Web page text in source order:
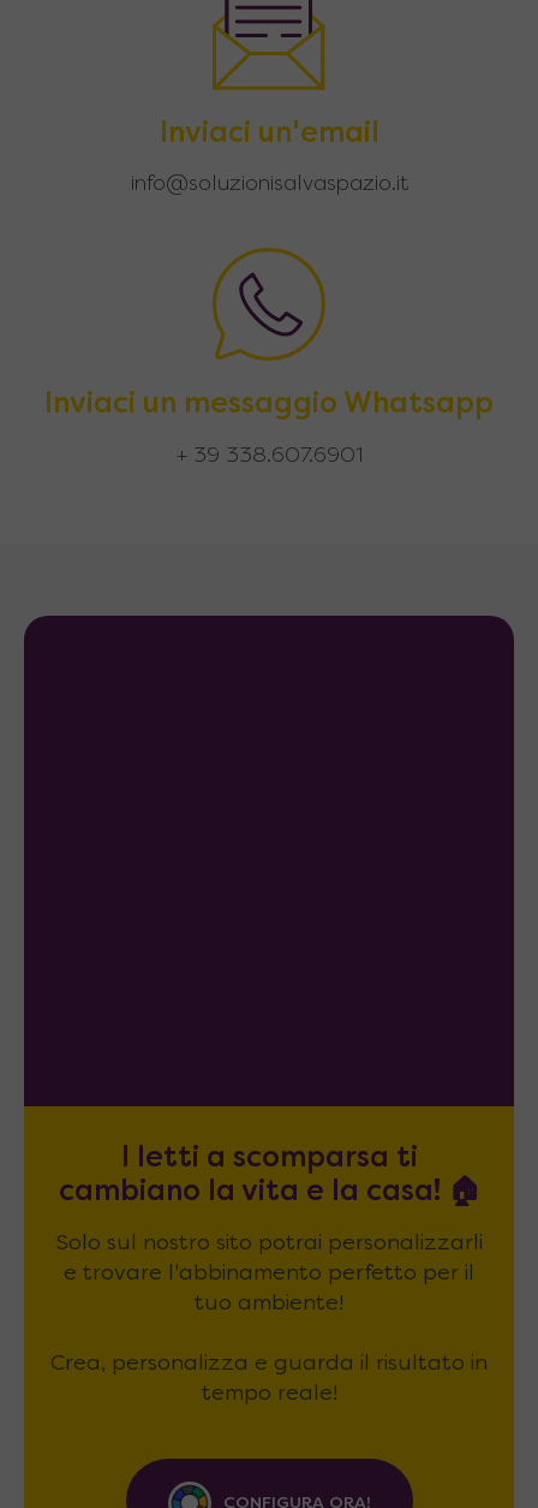
Inviaci un'email
info@soluzionisalvaspazio.it
Inviaci un messaggio Whatsapp
+ 39 338.607.6901
I letti a scomparsa ti
cambiano la vita e la casa! 🏠
Solo sul nostro sito potrai personalizzarli
e trovare l'abbinamento perfetto per il
tuo ambiente!
Crea, personalizza e guarda il risultato in
tempo reale!
CONFIGURA ORA!